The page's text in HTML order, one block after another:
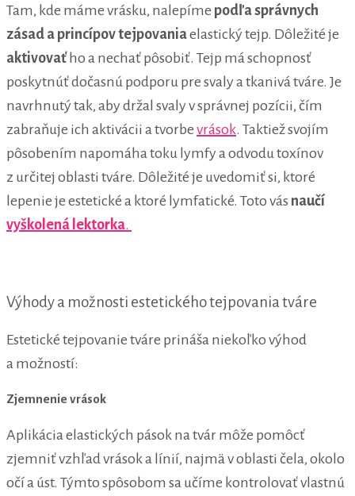
Tam, kde máme vrásku, nalepíme podľa správnych
zásad a princípov tejpovaniaelastický tejp. Dôležité je
aktivovaťho a nechať pôsobiť. Tejp má schopnosť
poskytnúť dočasnú podporu pre svaly a tkanivá tváre. Je
navrhnutý tak, aby držal svaly v správnej pozícii, čím
zabraňuje ich aktivácii a tvorbe vrások. Taktiež svojím
pôsobením napomáha toku lymfy a odvodu toxínov
z určitej oblasti tváre. Dôležité je uvedomiť si, ktoré
lepenie je estetické a ktoré lymfatické. Toto vás naučí
vyškolená lektorka.
Výhody a možnosti estetického tejpovania tváre
Estetické tejpovanie tváre prináša niekoľko výhod
a možností:
Zjemnenie vrások
Aplikácia elastických pások na tvár môže pomôcť
zjemniť vzhľad vrások a línií, najmä v oblasti čela, okolo
očí a úst. Týmto spôsobom sa učíme kontrolovať vlastnú